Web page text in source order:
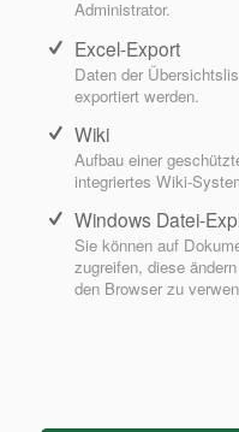
Administrator.
Excel-Export
Daten der
exportiert werden.
Wiki
Aufbau einer
integriertes Wiki-
Windows Datei-
Sie können auf
zugreifen, diese
den Browser zu